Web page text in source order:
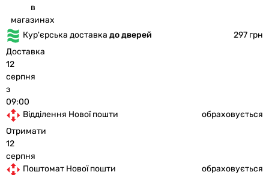
в
магазинах
Кур'єрська доставка до дверей
297 грн
Доставка
12
серпня
з
09:00
Відділення Нової пошти
обраховується
Отримати
12
серпня
Поштомат Нової пошти
обраховується